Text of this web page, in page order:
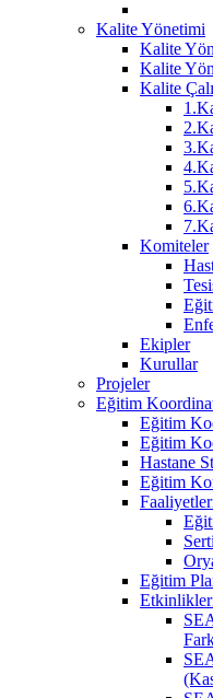
Kalite Yönetimi
Kalite
Kalite
Kalite
Komiteler
Ekipler
Kurullar
Projeler
Eğitim
Eğitim
Eğitim
Hastane
Eğitim
Eğitim